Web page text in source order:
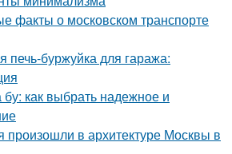
факты о московском транспорте
печь-буржуйка для гаража:
как выбрать надежное и
произошли в архитектуре Москвы в